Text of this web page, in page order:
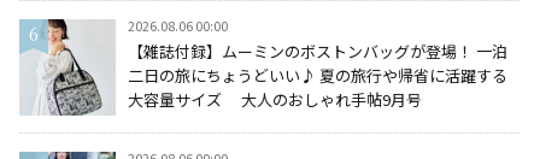
2026.08.06 00:00
【雑誌付録】ムーミンのボストンバッグが登場！ 一泊
二日の旅にちょうどいい♪ 夏の旅行や帰省に活躍する
大容量サイズ 大人のおしゃれ手帖9月号